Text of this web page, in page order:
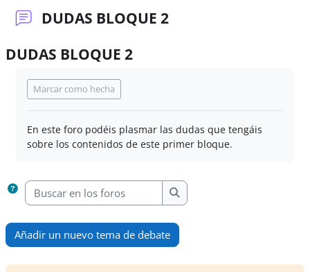
DUDAS BLOQUE 2
DUDAS BLOQUE 2
Marcar como hecha
En este foro podéis plasmar las dudas que tengáis
sobre los contenidos de este primer bloque.
Buscar en los foros
Buscar en los foros
Añadir un nuevo tema de debate